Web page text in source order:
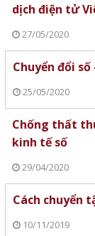
dịch điện tử
27/05/2020
Chuyển đổi
25/05/2020
Chống thất
kinh tế số
29/04/2020
Cách chuyển
10/11/2019